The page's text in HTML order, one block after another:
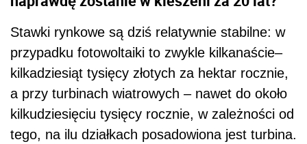
Stawki rynkowe są dziś relatywnie stabilne: w
przypadku fotowoltaiki to zwykle kilkanaście–
kilkadziesiąt tysięcy złotych za hektar rocznie,
a przy turbinach wiatrowych – nawet do około
kilkudziesięciu tysięcy rocznie, w zależności od
tego, na ilu działkach posadowiona jest turbina.